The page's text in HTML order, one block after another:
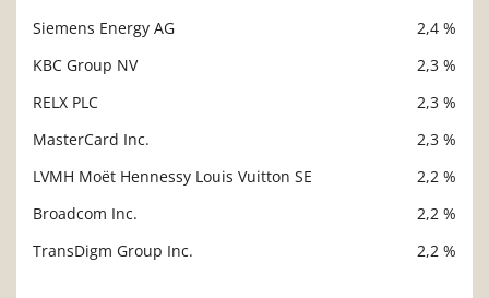
Siemens Energy AG
2,4 %
KBC Group NV
2,3 %
RELX PLC
2,3 %
MasterCard Inc.
2,3 %
LVMH Moët Hennessy Louis Vuitton SE
2,2 %
Broadcom Inc.
2,2 %
TransDigm Group Inc.
2,2 %